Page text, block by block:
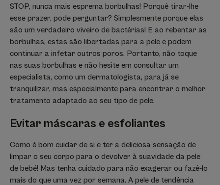
STOP, nunca mais esprema borbulhas! Porquê tirar-lhe
esse prazer, pode perguntar? Simplesmente porque elas
são um verdadeiro viveiro de bactérias! E ao rebentar as
borbulhas, estas são libertadas para a pele e podem
continuar a infetar outros poros. Portanto, não toque
nas suas borbulhas e não hesite em consultar um
especialista, como um dermatologista, para já se
tranquilizar, mas especialmente para encontrar o melhor
tratamento adaptado ao seu tipo de pele.
Evitar máscaras e esfoliantes
Como é bom cuidar de si e ter a deliciosa sensação de
limpar o seu corpo para o devolver à suavidade da pele
de bebé! Mas tenha cuidado para não exagerar ou fazê-lo
mais do que uma vez por semana. A pele de tendência